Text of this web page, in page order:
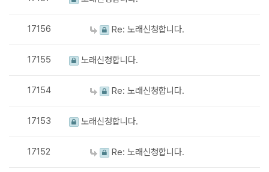
17156 Re: 노래신청합니다.
17155 노래신청합니다.
17154 Re: 노래신청합니다.
17153 노래신청합니다.
17152 Re: 노래신청합니다.